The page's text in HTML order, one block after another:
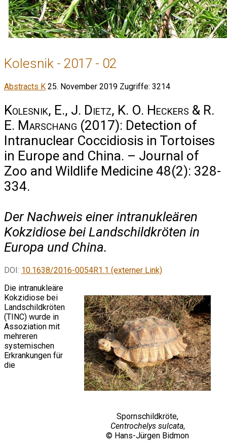
Kolesnik - 2017 - 02
Abstracts K 25. November 2019 Zugriffe: 3214
Kolesnik, E., J. Dietz, K. O. Heckers & R.
E. Marschang (2017): Detection of
Intranuclear Coccidiosis in Tortoises
in Europe and China. – Journal of
Zoo and Wildlife Medicine 48(2): 328-
334.
Der Nachweis einer intranukleären
Kokzidiose bei Landschildkröten in
Europa und China.
DOI: 10.1638/2016-0054R1.1 (externer Link)
Spornschildkröte,
Centrochelys sulcata,
© Hans-Jürgen Bidmon
Die intranukleäre
Kokzidiose bei
Landschildkröten
(TINC) wurde in
Assoziation mit
mehreren
systemischen
Erkrankungen für
die